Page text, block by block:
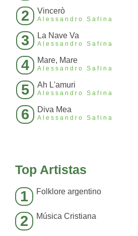
2 Vincerò
Alessandro Safina
3 La Nave Va
Alessandro Safina
4 Mare, Mare
Alessandro Safina
5 Ah L'amuri
Alessandro Safina
6 Diva Mea
Alessandro Safina
Top Artistas
1 Folklore argentino
2 Música Cristiana